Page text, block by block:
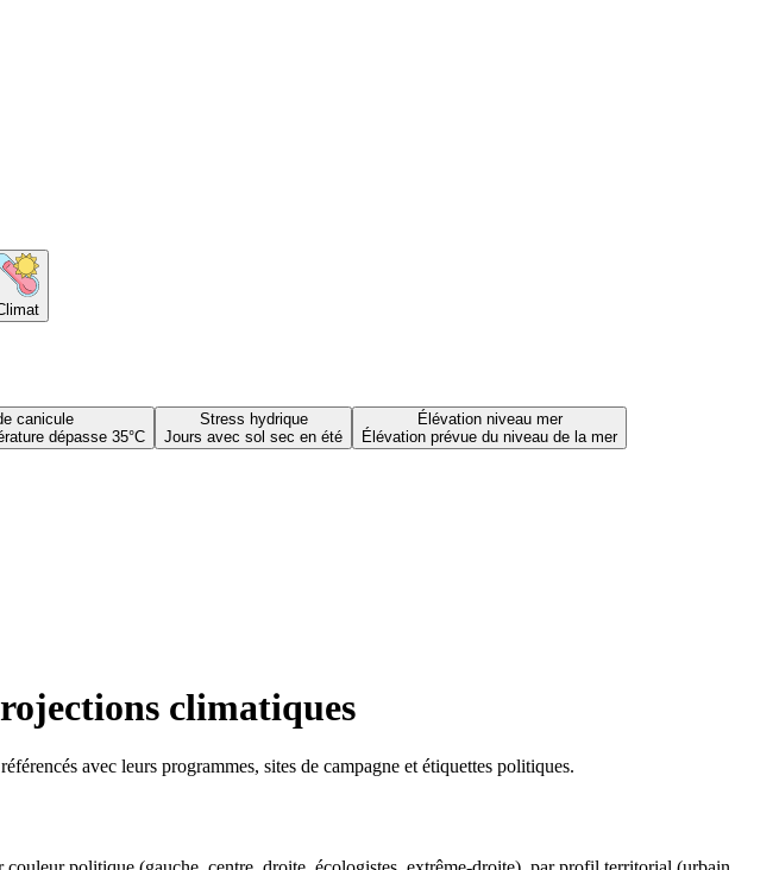
canicule
dépasse 35°C
Stress hydrique
Jours avec sol sec en été
Élévation niveau mer
Élévation prévue du niveau de la mer
climatiques
avec leurs programmes, sites de campagne et étiquettes politiques.